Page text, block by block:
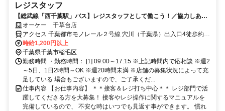
レジスタッフ
【総武線「西千葉駅」バス】レジスタッフとして働こう！／協力しあう
雰囲気で先輩のサポートも手厚い
オーケー 千草台店
アクセス 千葉都市モノレール２号線 穴川（千葉県）出入口4徒歩約
10分、千葉都市モノレール２号線 天台徒歩約11分、千葉都市モノレ
ール２号線 スポーツセンター出入口2徒歩約15分 総武線「西千葉
駅」よりバス＊自転車通勤OK
時給1,200円以上
千葉県千葉市稲毛区
勤務時間 ・勤務時間： [1] 09:00～17:15 ※上記時間内で応相談 ※週2
～5日、1日2時間～OK ※週20時間未満 ※店舗の募集状況によって充
足している 場合もございますので、ご了承くだ...
仕事内容 【お仕事内容】 ＊＊接客＆レジ打ち中心＊＊ レジ部門で活
躍してくださる方を大募集！ 接客やレジ操作に関するマニュアルを
完備しているので、 不安な時はいつでも見返す事ができます。 慣れ